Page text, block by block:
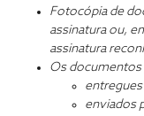
Fotocópia de
assinatura ou,
assinatura
Os documentos
enviados